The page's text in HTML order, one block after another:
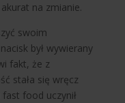
na zmianie.
swoim
był wywierany
fakt, że z
stała się wręcz
food uczynił